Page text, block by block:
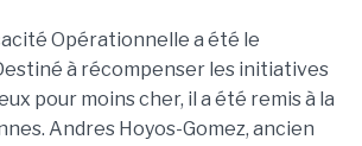
Opérationnelle a été le
à récompenser les initiatives
pour moins cher, il a été remis à la
Andres Hoyos-Gomez, ancien